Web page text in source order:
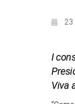
I
Viva